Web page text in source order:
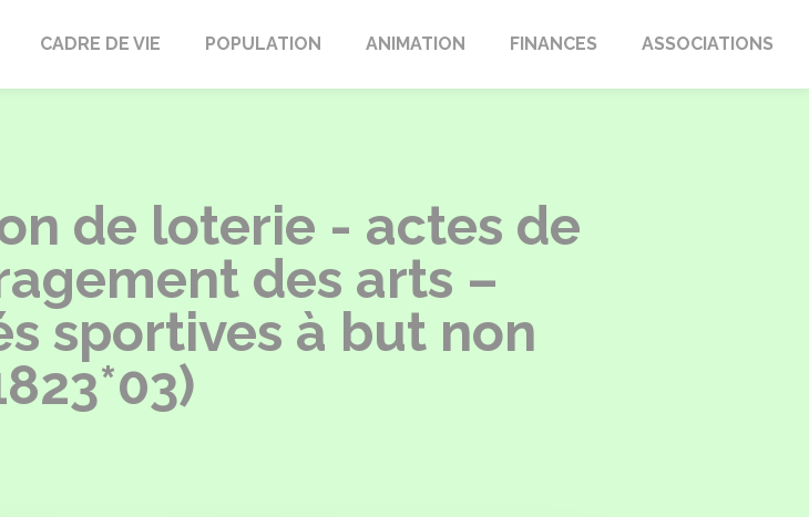
CADRE DE VIE POPULATION ANIMATION FINANCES ASSOCIATIONS
de loterie - actes de
des arts –
sportives à but non